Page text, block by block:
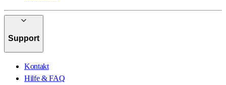
Support
Kontakt
Hilfe & FAQ